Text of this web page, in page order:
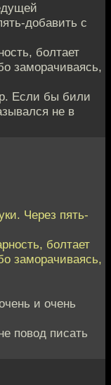
добавить c
болтает
заморачиваясь,
Если бы били
не в
Через пять-
болтает
заморачиваясь,
и очень
повод писать